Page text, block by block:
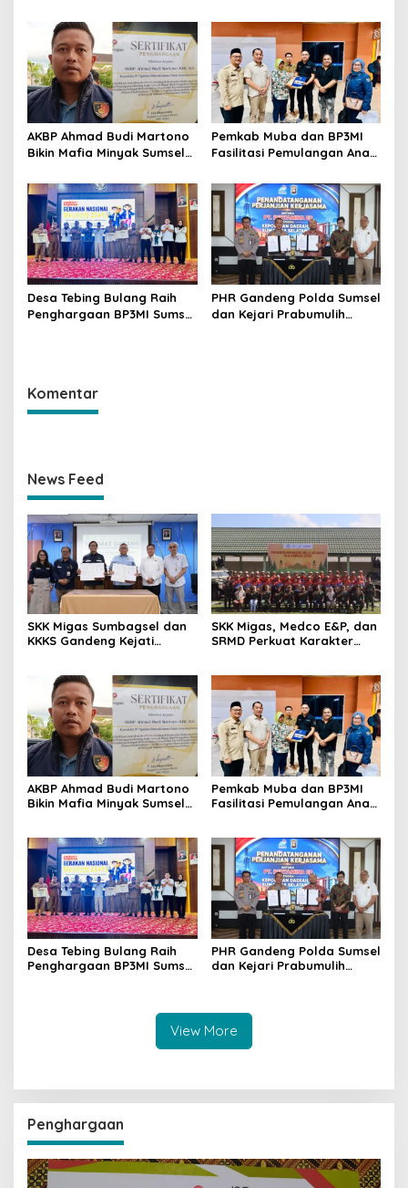
Hukum Demi Kelancaran
Operasi Hulu Migas
Ketahanan Energi Nasional
AKBP Ahmad Budi Martono
Bikin Mafia Minyak Sumsel
Disulap Jadi Rp7,59 Miliar
untuk Negara Raih
Penghargaan SKK Migas
Pemkab Muba dan BP3MI
Fasilitasi Pemulangan Anak
Desa Tebing Bulang Raih
Penghargaan BP3MI Sumsel
PHR Gandeng Polda Sumsel
dan Kejari Prabumulih
Komentar
News Feed
SKK Migas Sumbagsel dan
KKKS Gandeng Kejati
Operasi Hulu Migas
SKK Migas, Medco E&P, dan
SRMD Perkuat Karakter
AKBP Ahmad Budi Martono
Bikin Mafia Minyak Sumsel
untuk Negara Raih
Penghargaan SKK Migas
Pemkab Muba dan BP3MI
Fasilitasi Pemulangan Anak
Desa Tebing Bulang Raih
Penghargaan BP3MI Sumsel
PHR Gandeng Polda Sumsel
dan Kejari Prabumulih
View More
Penghargaan